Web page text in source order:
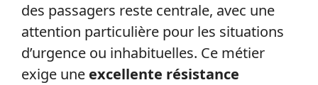
des passagers reste centrale, avec une
attention particulière pour les situations
d’urgence ou inhabituelles. Ce métier
exige une excellente résistance